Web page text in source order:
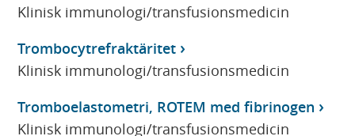
Klinisk immunologi/transfusionsmedicin
Trombocytrefraktäritet
Klinisk immunologi/transfusionsmedicin
Tromboelastometri, ROTEM med fibrinogen
Klinisk immunologi/transfusionsmedicin